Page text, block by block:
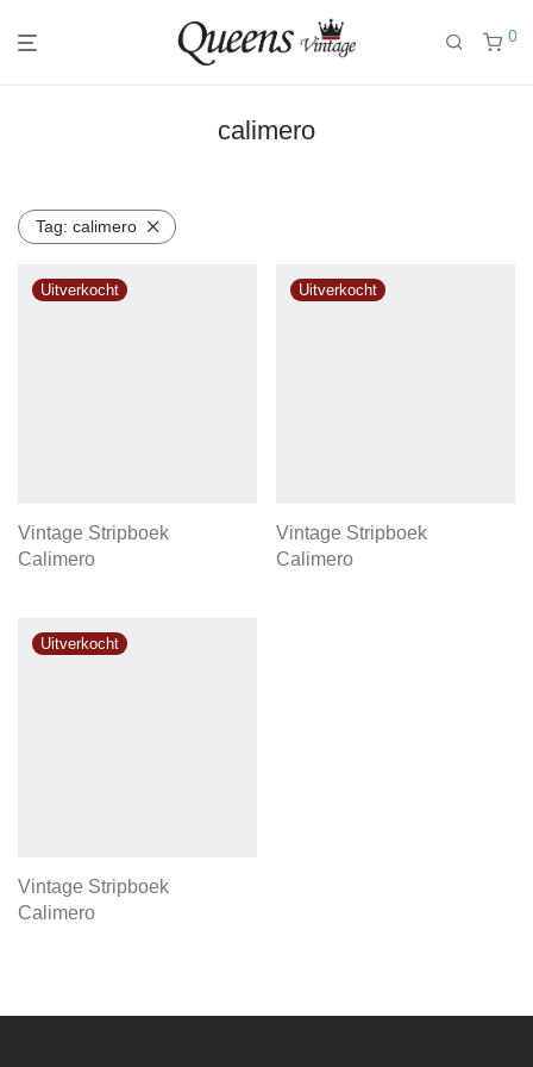
0
calimero
Tag: calimero
Vintage Stripboek
Calimero
Vintage Stripboek
Calimero
Vintage Stripboek
Calimero